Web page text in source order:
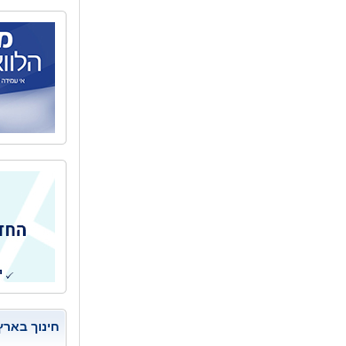
הצוות של
ארצנו
בית
לאחרונה,
המשורר
שיקום
האיש
חינוך